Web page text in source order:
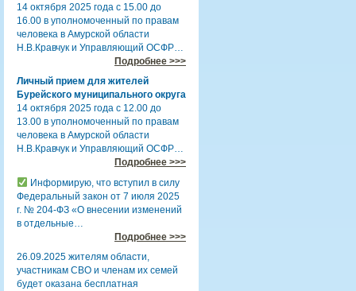
14 октября 2025 года с 15.00 до
16.00 в уполномоченный по правам
человека в Амурской области
Н.В.Кравчук и Управляющий ОСФР…
Подробнее >>>
Личный прием для жителей
Бурейского муниципального округа
14 октября 2025 года с 12.00 до
13.00 в уполномоченный по правам
человека в Амурской области
Н.В.Кравчук и Управляющий ОСФР…
Подробнее >>>
Информирую, что вступил в силу
Федеральный закон от 7 июля 2025
г. № 204-ФЗ «О внесении изменений
в отдельные…
Подробнее >>>
26.09.2025 жителям области,
участникам СВО и членам их семей
будет оказана бесплатная